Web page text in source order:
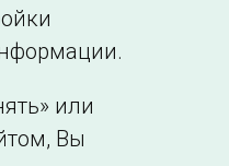
и
или
Вы